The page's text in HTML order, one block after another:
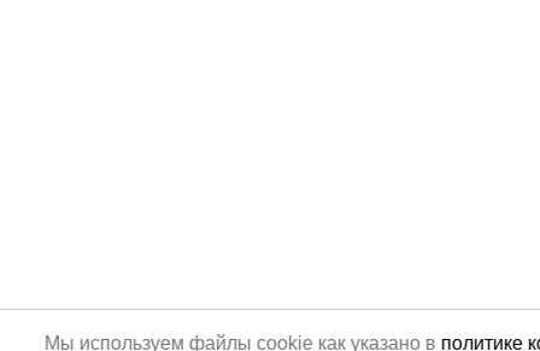
Мы используем файлы cookie как указано в политике